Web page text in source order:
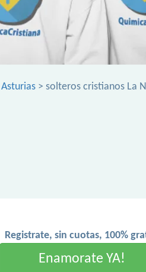
> solteros cristianos La
Registrate, sin cuotas, 100%
Enamorate YA!